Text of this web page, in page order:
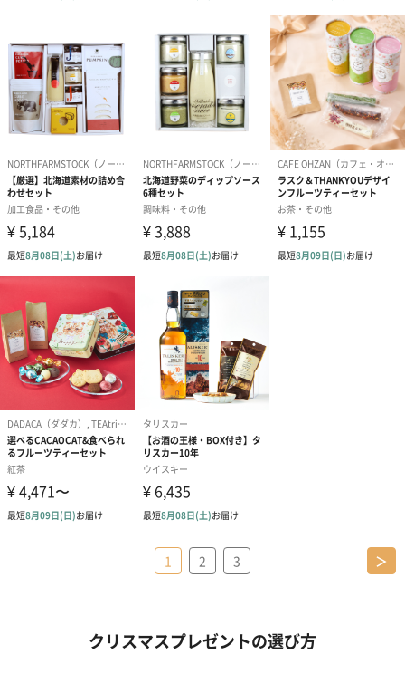
1 2 3 ＞
クリスマスプレゼントの選び方